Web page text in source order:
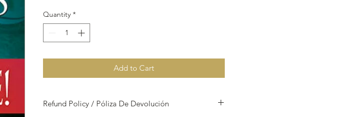
Quantity *
Add to Cart
Refund Policy / Póliza De Devolución